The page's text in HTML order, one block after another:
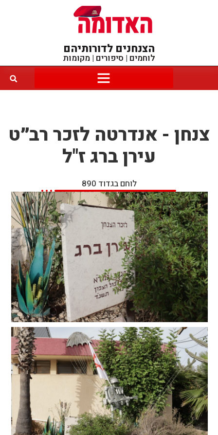
הצנחנים לדורותיהם
לוחמים | סיפורים | מקומות
צנחן - אנדרטה לזכר רב״ט
עירן ברג ז"ל
לוחם בגדוד 890